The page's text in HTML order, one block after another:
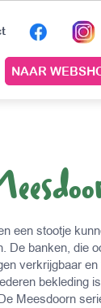
NAAR
een stootje
De banken, die
verkrijgbaar
bekleding
Meesdoorn